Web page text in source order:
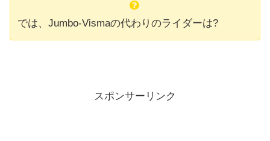
では、Jumbo-Vismaの代わりのライダーは?
スポンサーリンク